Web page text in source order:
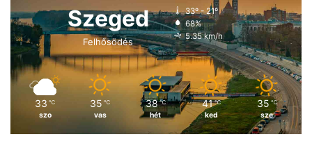
Szeged
Felhősödés
33º - 21º
68%
5.35 km/h
33 ℃
szo
35 ℃
vas
38 ℃
hét
41 ℃
ked
35 ℃
sze